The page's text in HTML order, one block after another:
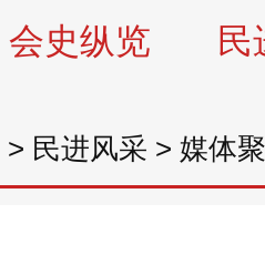
会史纵览 民
> 民进风采 > 媒体